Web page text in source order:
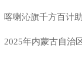
喀喇沁旗千方百计
2025年内蒙古自治